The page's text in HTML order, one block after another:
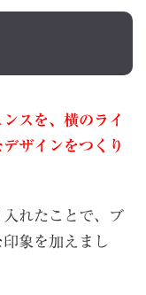
スを、横のライ
ザインをつくり
れたことで、ブ
象を加えまし